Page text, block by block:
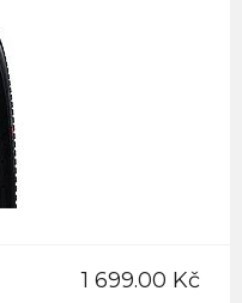
1 699.00 Kč